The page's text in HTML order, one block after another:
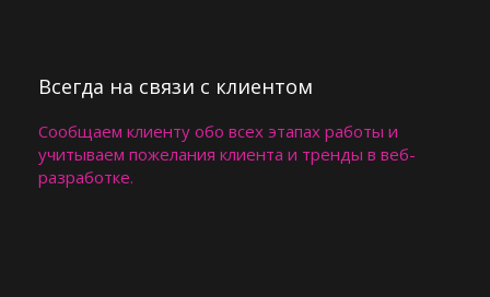
Всегда на связи с клиентом​​
Сообщаем клиенту обо всех этапах работы и
учитываем пожелания клиента и тренды в веб-
разработке.​​